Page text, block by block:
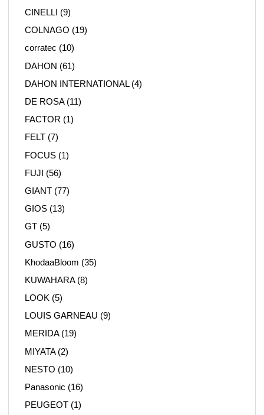
CINELLI (9)
COLNAGO (19)
corratec (10)
DAHON (61)
DAHON INTERNATIONAL(4)
DE ROSA(11)
FACTOR (1)
FELT (7)
FOCUS (1)
FUJI (56)
GIANT (77)
GIOS (13)
GT (5)
GUSTO (16)
KhodaaBloom (35)
KUWAHARA(8)
LOOK (5)
LOUIS GARNEAU (9)
MERIDA(19)
MIYATA(2)
NESTO (10)
Panasonic (16)
PEUGEOT (1)